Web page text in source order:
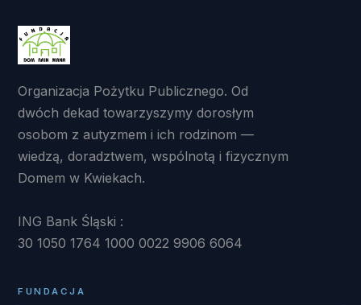
Organizacja Pożytku Publicznego. Od
dwóch dekad towarzyszymy dorosłym
osobom z autyzmem i ich rodzinom —
wiedzą, doradztwem, wspólnotą i fizycznym
Domem w Kwiekach.
ING Bank Śląski :
30 1050 1764 1000 0022 9906 6064
FUNDACJA